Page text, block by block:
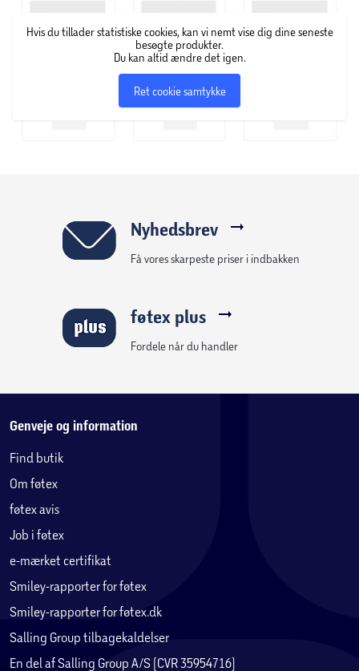
Størrelse: 91 × 29 × 44 cm
Netto vægt: 2,95 kg
Hvis du tillader statistiske cookies, kan vi nemt vise dig dine seneste
besøgte produkter.
Du kan altid ændre det igen.
Ret cookie samtykke
Nyhedsbrev
Få vores skarpeste priser i indbakken
føtex plus
Fordele når du handler
Genveje og information
Find butik
Om føtex
føtex avis
Job i føtex
e-mærket certifikat
Smiley-rapporter for føtex
Smiley-rapporter for føtex.dk
Salling Group tilbagekaldelser
En del af Salling Group A/S (CVR 35954716)